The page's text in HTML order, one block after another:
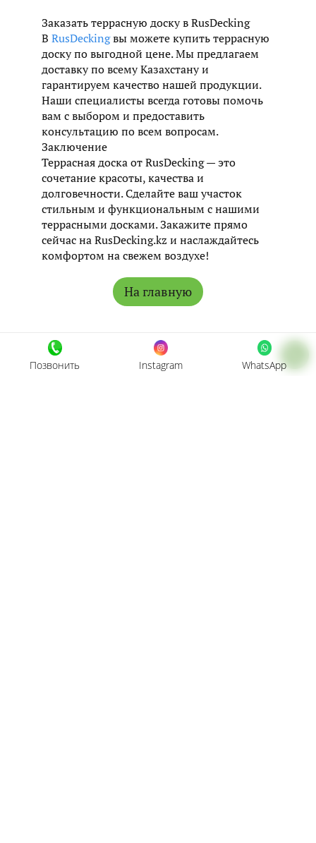
Заказать террасную доску в RusDecking
В RusDeckingвы можете купить террасную
доску по выгодной цене. Мы предлагаем
доставку по всему Казахстану и
гарантируем качество нашей продукции.
Наши специалисты всегда готовы помочь
вам с выбором и предоставить
консультацию по всем вопросам.
Заключение
Террасная доска от RusDecking — это
сочетание красоты, качества и
долговечности. Сделайте ваш участок
стильным и функциональным с нашими
террасными досками. Закажите прямо
сейчас на RusDecking.kz и наслаждайтесь
комфортом на свежем воздухе!
На главную
Позвонить Instagram WhatsApp